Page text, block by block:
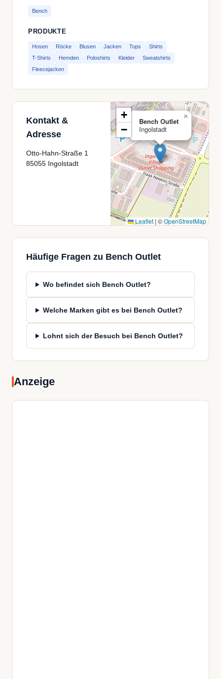
Bench
PRODUKTE
Hosen Röcke Blusen Jacken Tops
Shirts
T-Shirts
Hemden Poloshirts Kleider
Sweatshirts
Fleecejacken
Kontakt &
Adresse
Otto-Hahn-Straße 1
85055 Ingolstadt
Bench Outlet
Ingolstadt
×
+
−
Leaflet | ©OpenStreetMap
Häufige Fragen zu Bench Outlet
Wo befindet sich Bench Outlet?
Welche Marken gibt es bei Bench Outlet?
Lohnt sich der Besuch bei Bench Outlet?
Anzeige